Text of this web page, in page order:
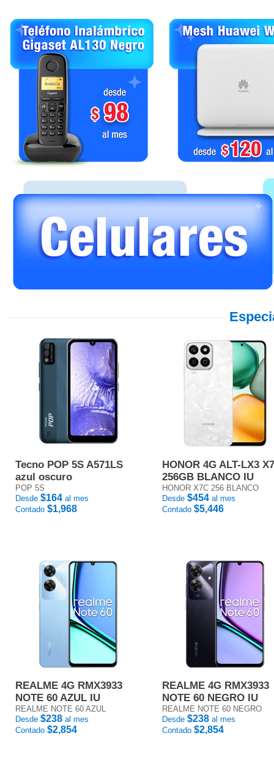
Tecno POP 5S A571LS
azul oscuro
POP 5S
Desde $164 al mes
Contado $1,968
HONOR 4G ALT-LX3
256GB BLANCO IU
HONOR X7C 256 BLANCO
Desde $454 al mes
Contado $5,446
REALME 4G RMX3933
NOTE 60 AZUL IU
REALME NOTE 60 AZUL
Desde $238 al mes
Contado $2,854
REALME 4G RMX3933
NOTE 60 NEGRO IU
REALME NOTE 60 NEGRO
Desde $238 al mes
Contado $2,854